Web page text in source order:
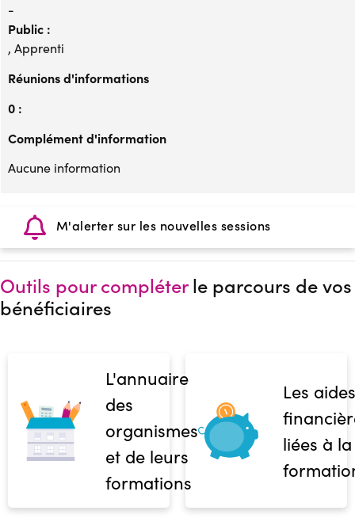
-
Public :
, Apprenti
Réunions d'informations
0 :
Complément d'information
Aucune information
M'alerter sur les nouvelles sessions
Outils pour compléterle parcours de vos
bénéficiaires
L'annuaire
des
organismes
et de leurs
formations
Les aides
liées à la